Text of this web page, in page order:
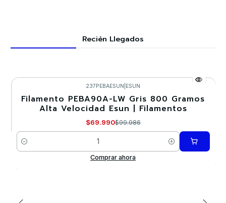
Recién Llegados
-30%
237PEBAESUN ESUN
Filamento PEBA90A-LW Gris 800 Gramos
Alta Velocidad Esun | Filamentos
$69.990$99.986
Cantidad
Comprar ahora